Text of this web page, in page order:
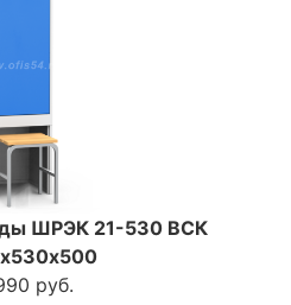
ШРЭК 21-530 ВСК
руб.